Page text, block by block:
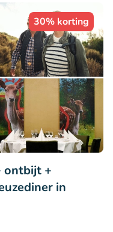
30% korting
ontbijt +
in